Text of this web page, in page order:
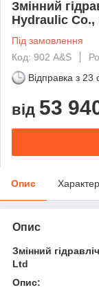
Змінний
Hydraulic Co.,
Під замовлення
Код: 902 A&S
Відправка з 23
від 53
Опис
Опис
Змінний
Ltd
Опис: